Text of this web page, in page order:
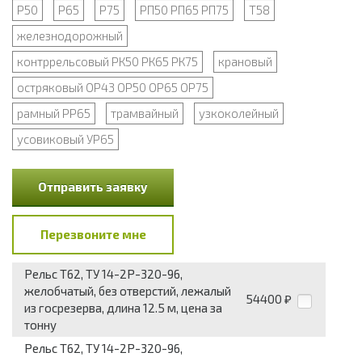
Р50
Р65 Р75 РП50 РП65 РП75
Т58
железнодорожный
контррельсовый РК50 РК65 РК75
крановый
остряковый ОР43 ОР50 ОР65 ОР75
рамный РР65
трамвайный
узкоколейный
усовиковый УР65
Отправить заявку
Перезвоните мне
Рельс Т62, ТУ 14-2Р-320-96,
желобчатый, без отверстий, лежалый
из госрезерва, длина 12.5 м, цена за
тонну
54400 ₽
Рельс Т62, ТУ 14-2Р-320-96,